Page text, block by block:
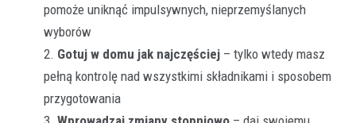
pomoże uniknąć impulsywnych, nieprzemyślanych
wyborów
Gotuj w domu jak najczęściej – tylko wtedy masz
pełną kontrolę nad wszystkimi składnikami i sposobem
przygotowania